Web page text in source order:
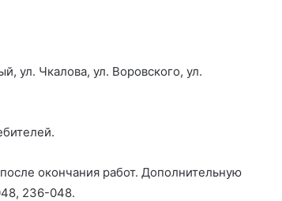
ул. Чкалова, ул. Воровского, ул.
окончания работ. Дополнительную
236-048.